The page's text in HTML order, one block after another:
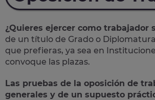
¿Quieres ejercer como trabajador
de un título de Grado o
que prefieras, ya sea en
convoque las plazas.
Las pruebas de la oposición de
generales y de un supuesto